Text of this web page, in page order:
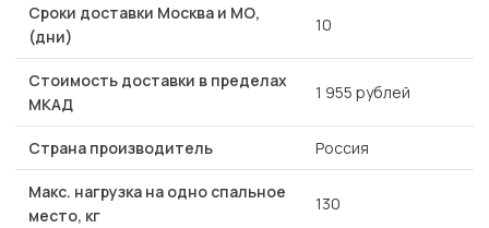
Сроки доставки Москва и МО,
(дни)
10
Стоимость доставки в пределах
МКАД
1 955 рублей
Страна производитель Россия
Макс. нагрузка на одно спальное
место, кг
130